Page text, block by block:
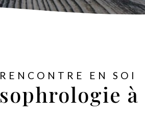
RENCONTRE EN SOI
sophrologie à